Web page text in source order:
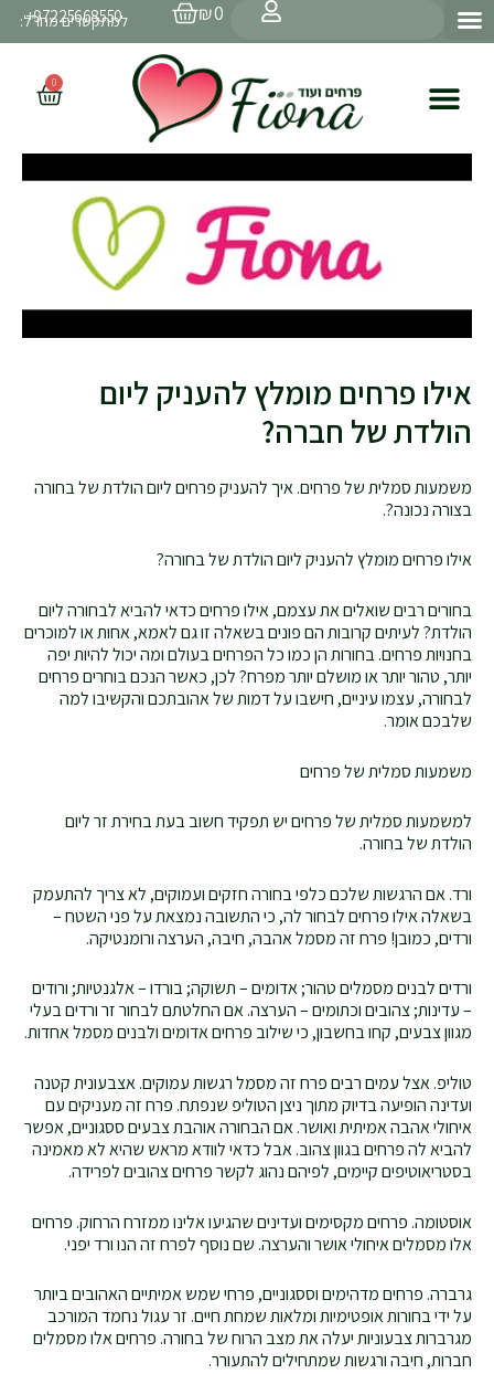
דילוג
לתוכן
₪0 עגלת
קניות למתקשרים מחו״ל:
97225668550+
0
עגלת
אילו פרחים מומלץ להעניק ליום
הולדת של חברה?
משמעות סמלית של פרחים. איך להעניק פרחים ליום הולדת של בחורה
בצורה נכונה?.
אילו פרחים מומלץ להעניק ליום הולדת של בחורה?
בחורים רבים שואלים את עצמם, אילו פרחים כדאי להביא לבחורה ליום
הולדת? לעיתים קרובות הם פונים בשאלה זו גם לאמא, אחות או למוכרים
בחנויות פרחים. בחורות הן כמו כל הפרחים בעולם ומה יכול להיות יפה
יותר, טהור יותר או מושלם יותר מפרח? לכן, כאשר הנכם בוחרים פרחים
לבחורה, עצמו עיניים, חישבו על דמות של אהובתכם והקשיבו למה
שלבכם אומר.
משמעות סמלית של פרחים
למשמעות סמלית של פרחים יש תפקיד חשוב בעת בחירת זר ליום
הולדת של בחורה.
ורד. אם הרגשות שלכם כלפי בחורה חזקים ועמוקים, לא צריך להתעמק
בשאלה אילו פרחים לבחור לה, כי התשובה נמצאת על פני השטח –
ורדים, כמובן! פרח זה מסמל אהבה, חיבה, הערצה ורומנטיקה.
ורדים לבנים מסמלים טהור; אדומים – תשוקה; בורדו – אלגנטיות; ורודים
– עדינות; צהובים וכתומים – הערצה. אם החלטתם לבחור זר ורדים בעלי
מגוון צבעים, קחו בחשבון, כי שילוב פרחים אדומים ולבנים מסמל אחדות.
טוליפ. אצל עמים רבים פרח זה מסמל רגשות עמוקים. אצבעונית קטנה
ועדינה הופיעה בדיוק מתוך ניצן הטוליפ שנפתח. פרח זה מעניקים עם
איחולי אהבה אמיתית ואושר. אם הבחורה אוהבת צבעים ססגוניים, אפשר
להביא לה פרחים בגוון צהוב. אבל כדאי לוודא מראש שהיא לא מאמינה
בסטריאוטיפים קיימים, לפיהם נהוג לקשר פרחים צהובים לפרידה.
אוסטומה. פרחים מקסימים ועדינים שהגיעו אלינו ממזרח הרחוק. פרחים
אלו מסמלים איחולי אושר והערצה. שם נוסף לפרח זה הנו ורד יפני.
גרברה. פרחים מדהימים וססגוניים, פרחי שמש אמיתיים האהובים ביותר
על ידי בחורות אופטימיות ומלאות שמחת חיים. זר עגול נחמד המורכב
מגרברות צבעוניות יעלה את מצב הרוח של בחורה. פרחים אלו מסמלים
חברות, חיבה ורגשות שמתחילים להתעורר.